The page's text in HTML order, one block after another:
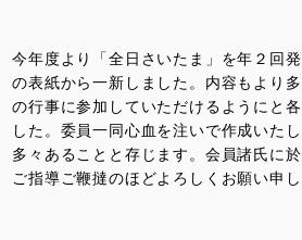
今年度より「全日さいたま」を年２回
の表紙から一新しました。内容もより
の行事に参加していただけるようにと
した。委員一同心血を注いで作成いた
多々あることと存じます。会員諸氏に
ご指導ご鞭撻のほどよろしくお願い申し